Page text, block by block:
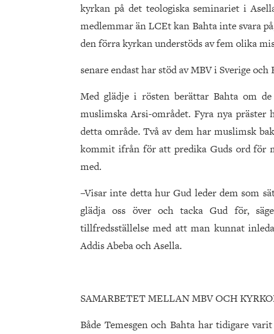
kyrkan på det teologiska seminariet i
medlemmar än LCEt kan Bahta inte svara
den förra kyrkan understöds av fem olika
senare endast har stöd av MBV i Sverige
Med glädje i rösten berättar Bahta om
muslimska Arsi-området. Fyra nya
detta område. Två av dem har muslimsk
kommit ifrån för att predika Guds ord för
med.
–Visar inte detta hur Gud leder dem som
glädja oss över och tacka Gud för,
tillfredsställelse med att man kunnat
Addis Abeba och Asella.
SAMARBETET MELLAN MBV OCH
Både Temesgen och Bahta har tidigare